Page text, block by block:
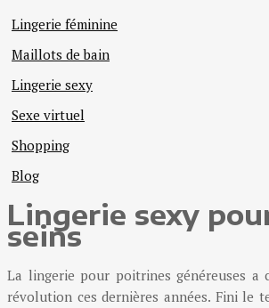
Lingerie féminine
Maillots de bain
Lingerie sexy
Sexe virtuel
Shopping
Blog
Lingerie sexy
seins
La lingerie pour poitrines généreuses a
révolution ces dernières années. Fini le